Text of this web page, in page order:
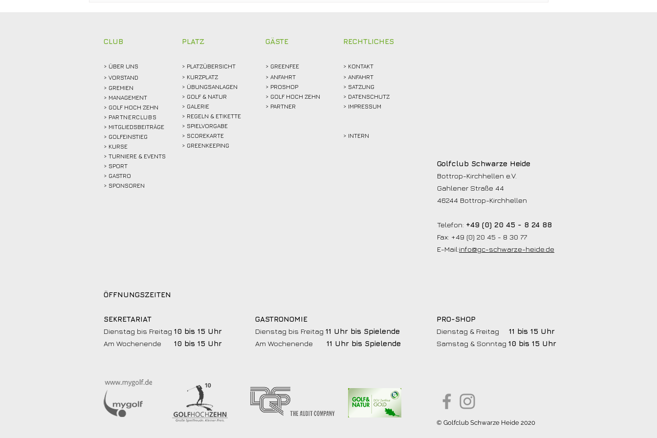
CLUB
> ÜBER UNS
> VORSTAND
> GREMIEN
> MANAGEMENT
> GOLF HOCH ZEHN
> PARTNERCLUBS
> MITGLIEDSBEITRÄGE
> GOLFEINSTIEG
> KURSE
> TURNIERE & EVENTS
> SPORT
> GASTRO
> SPONSOREN
PLATZ
> PLATZÜBERSICHT
> KURZPLATZ
> ÜBUNGSANLAGEN
> GOLF & NATUR
> GALERIE
> REGELN & ETIKETTE
> SPIELVORGABE
> SCOREKARTE
> GREENKEEPING
GÄSTE
> GREENFEE
> ANFAHRT
> PROSHOP
> GOLF HOCH ZEHN
> PARTNER
RECHTLICHES
> KONTAKT
> ANFAHRT
> SATZUNG
> DATENSCHUTZ
> IMPRESSUM
> INTERN
Golfclub Schwarze Heide
Bottrop-Kirchhellen e.V.
Gahlener Straße 44
46244 Bottrop-Kirchhellen
Telefon: +49 (0) 20 45 - 8 24 88
Fax: +49 (0) 20 45 - 8 30 77
E-Mail:info@gc-schwarze-heide.de
ÖFFNUNGSZEITEN
SEKRETARIAT
Dienstag bis Freitag 10 bis 15 Uhr
Am Wochenende
10 bis 15 Uhr
GASTRONOMIE
Dienstag bis Freitag 11 Uhr bis Spielende
Am Wochenende 11 Uhr bis Spielende
PRO-SHOP
Dienstag & Freitag 11 bis 15 Uhr
Samstag & Sonntag 10 bis 15 Uhr
© Golfclub Schwarze Heide 2020